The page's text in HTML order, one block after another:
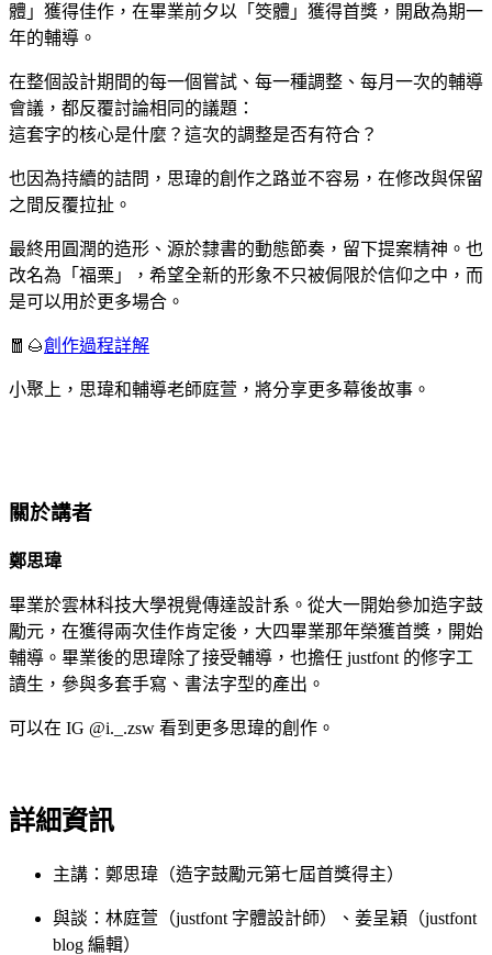
體」獲得佳作，在畢業前夕以「筊體」獲得首獎，開啟為期一
年的輔導。
在整個設計期間的每一個嘗試、每一種調整、每月一次的輔導
會議，都反覆討論相同的議題：
這套字的核心是什麼？這次的調整是否有符合？
也因為持續的詰問，思瑋的創作之路並不容易，在修改與保留
之間反覆拉扯。
最終用圓潤的造形、源於隸書的動態節奏，留下提案精神。也
改名為「福栗」，希望全新的形象不只被侷限於信仰之中，而
是可以用於更多場合。
🧧🌰創作過程詳解
小聚上，思瑋和輔導老師庭萱，將分享更多幕後故事。
關於講者
鄭思瑋
畢業於雲林科技大學視覺傳達設計系。從大一開始參加造字鼓
勵元，在獲得兩次佳作肯定後，大四畢業那年榮獲首獎，開始
輔導。畢業後的思瑋除了接受輔導，也擔任 justfont 的修字工
讀生，參與多套手寫、書法字型的產出。
可以在 IG @i._.zsw 看到更多思瑋的創作。
詳細資訊
主講：鄭思瑋（造字鼓勵元第七屆首獎得主）
與談：林庭萱（justfont 字體設計師）、姜呈穎（justfont
blog 編輯）